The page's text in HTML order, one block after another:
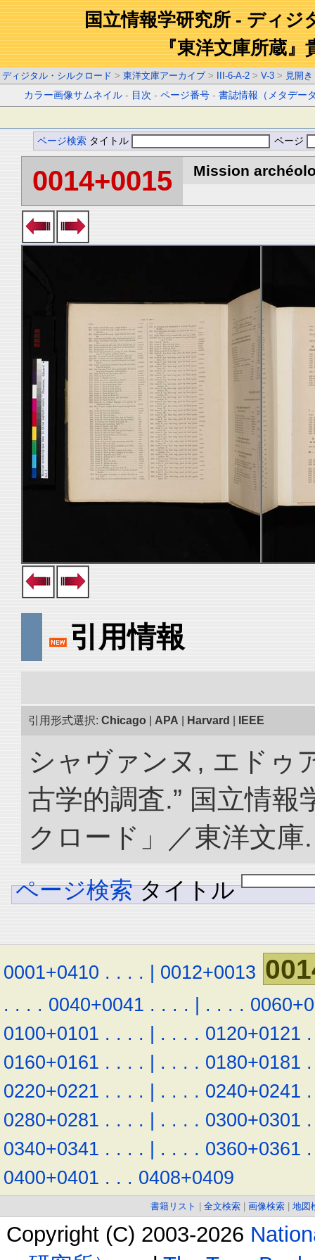
国立情報学研究所 - ディジ
『東洋文庫所蔵』
ディジタル・シルクロード > 東洋文庫アーカイブ > III-6-A-2 > V-3 > 見開き
カラー画像サムネイル - 目次 -ページ番号 -書誌情報（メタデー
ページ検索 タイトル ページ
0014+0015 Mission
引用情報
引用形式選択: Chicago APA Harvard IEEE
シャヴァンヌ, エドゥ
古学的調査.” 国立情
クロード」／東洋文
ページ検索 タイトル
0001+0410 . . . . | 0012+0013
. . . . 0040+0041 . . . . | . . . .
0100+0101 . . . . | . . . . 0120+0121 .
0160+0161 . . . . | . . . . 0180+0181 .
0220+0221 . . . . | . . . . 0240+0241 .
0280+0281 . . . . | . . . . 0300+0301 .
0340+0341 . . . . | . . . . 0360+0361 .
0400+0401 . . . 0408+0409
書籍リスト 全文検索 画像検索 地図
Copyright (C) 2003-2026